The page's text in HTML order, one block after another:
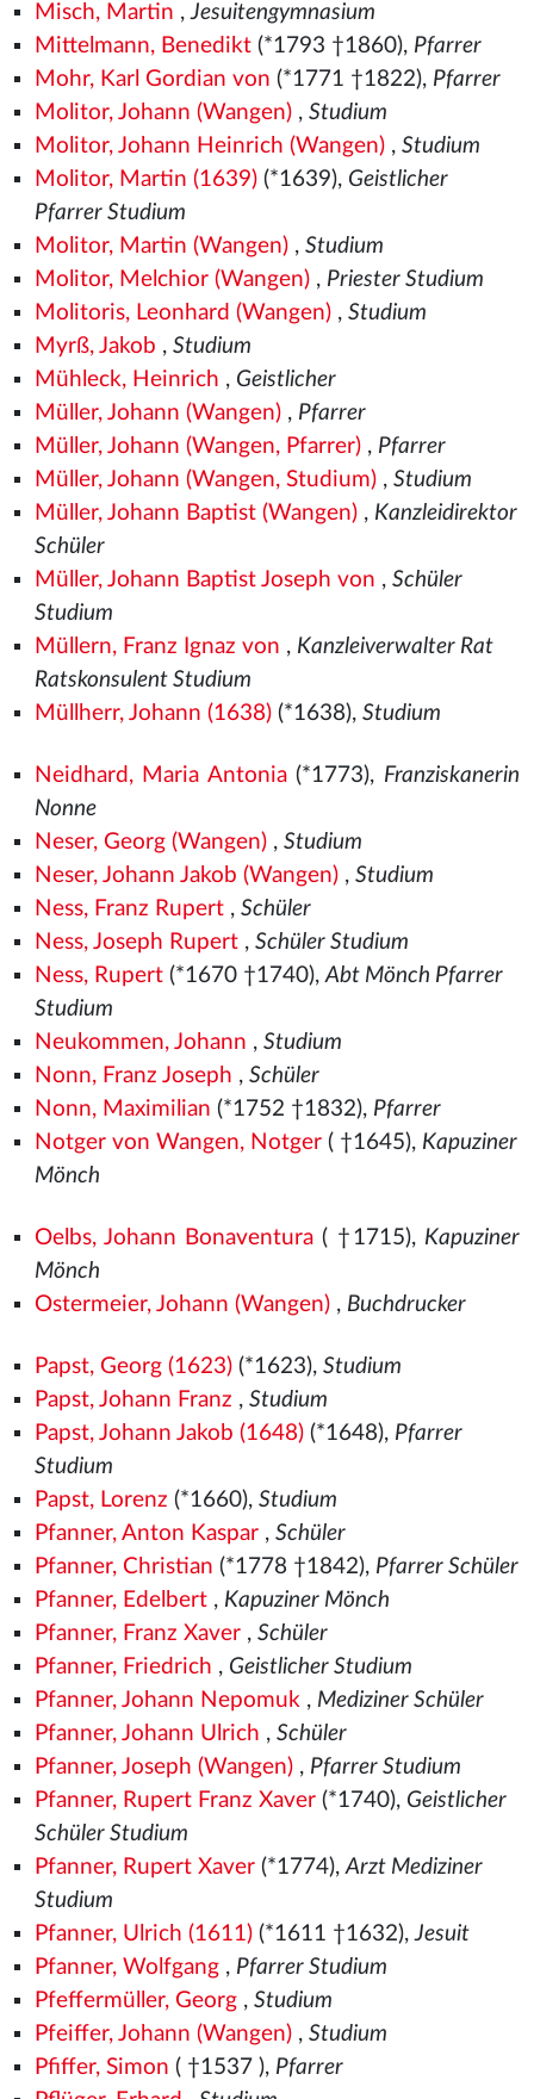
Misch, Martin ,Jesuitengymnasium
Mittelmann, Benedikt(*1793 †1860), Pfarrer
Mohr, Karl Gordian von (*1771 †1822), Pfarrer
Molitor, Johann (Wangen), Studium
Molitor, Johann Heinrich (Wangen), Studium
Molitor, Martin (1639)(*1639), Geistlicher
Pfarrer Studium
Molitor, Martin (Wangen), Studium
Molitor, Melchior (Wangen), Priester Studium
Molitoris, Leonhard (Wangen), Studium
Myrß, Jakob , Studium
Mühleck, Heinrich , Geistlicher
Müller, Johann (Wangen), Pfarrer
Müller, Johann (Wangen, Pfarrer), Pfarrer
Müller, Johann (Wangen, Studium), Studium
Müller, Johann Baptist (Wangen), Kanzleidirektor
Schüler
Müller, Johann Baptist Joseph von , Schüler
Studium
Müllern, Franz Ignaz von , Kanzleiverwalter Rat
Ratskonsulent Studium
Müllherr, Johann (1638)(*1638), Studium
Neidhard, Maria Antonia(*1773), Franziskanerin
Nonne
Neser, Georg (Wangen), Studium
Neser, Johann Jakob (Wangen), Studium
Ness, Franz Rupert, Schüler
Ness, Joseph Rupert, Schüler Studium
Ness, Rupert(*1670 †1740),Abt Mönch Pfarrer
Studium
Neukommen, Johann , Studium
Nonn, Franz Joseph , Schüler
Nonn, Maximilian (*1752 †1832), Pfarrer
Notger von Wangen, Notger( †1645), Kapuziner
Mönch
Oelbs, Johann Bonaventura ( †1715), Kapuziner
Mönch
Ostermeier, Johann (Wangen), Buchdrucker
Papst, Georg (1623)(*1623), Studium
Papst, Johann Franz , Studium
Papst, Johann Jakob (1648)(*1648), Pfarrer
Studium
Papst, Lorenz (*1660), Studium
Pfanner, Anton Kaspar, Schüler
Pfanner, Christian (*1778 †1842), Pfarrer Schüler
Pfanner, Edelbert, Kapuziner Mönch
Pfanner, Franz Xaver, Schüler
Pfanner, Friedrich , Geistlicher Studium
Pfanner, Johann Nepomuk, Mediziner Schüler
Pfanner, Johann Ulrich , Schüler
Pfanner, Joseph (Wangen), Pfarrer Studium
Pfanner, Rupert Franz Xaver(*1740), Geistlicher
Schüler Studium
Pfanner, Rupert Xaver(*1774),Arzt Mediziner
Studium
Pfanner, Ulrich (1611)(*1611 †1632),Jesuit
Pfanner, Wolfgang, Pfarrer Studium
Pfeffermüller, Georg, Studium
Pfeiffer, Johann (Wangen), Studium
Pfiffer, Simon ( †1537 ), Pfarrer